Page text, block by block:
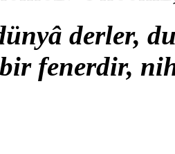
derler,
fenerdir,